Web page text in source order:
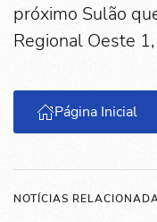
próximo Sulão
Regional Oeste
Página Inicial
NOTÍCIAS